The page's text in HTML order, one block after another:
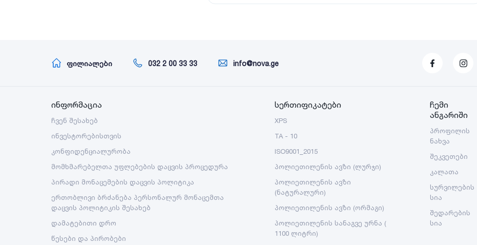
ფილიალები 032 2 00 33 33 info@nova.ge
ინფორმაცია
ჩვენ შესახებ
ინვესტორებისთვის
კონფიდენციალურობა
მომხმარებელთა უფლებების დაცვის პროცედურა
პირადი მონაცემების დაცვის პოლიტიკა
ერთობლივი ბრძანება პერსონალურ მონაცემთა
დაცვის პოლიტიკის შესახებ
დამატებითი დრო
წესები და პირობები
სერთიფიკატები
XPS
TA - 10
ISO9001_2015
პოლიეთილენის ავზი (ლურჯი)
პოლიეთილენის ავზი
(ნატურალური)
პოლიეთილენის ავზი (ორმაგი)
პოლიეთილენის სანაგვე ურნა (
1100 ლიტრი)
ჩემი
ანგარიში
პროფილის
ნახვა
შეკვეთები
კალათა
სურვილების
სია
შედარების
სია